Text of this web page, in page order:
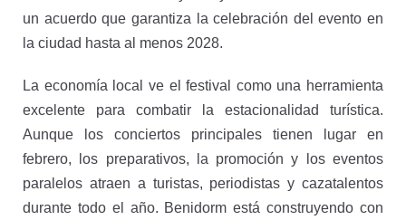
un acuerdo que garantiza la celebración del evento en
la ciudad hasta al menos 2028.
La economía local ve el festival como una herramienta
excelente para combatir la estacionalidad turística.
Aunque los conciertos principales tienen lugar en
febrero, los preparativos, la promoción y los eventos
paralelos atraen a turistas, periodistas y cazatalentos
durante todo el año. Benidorm está construyendo con